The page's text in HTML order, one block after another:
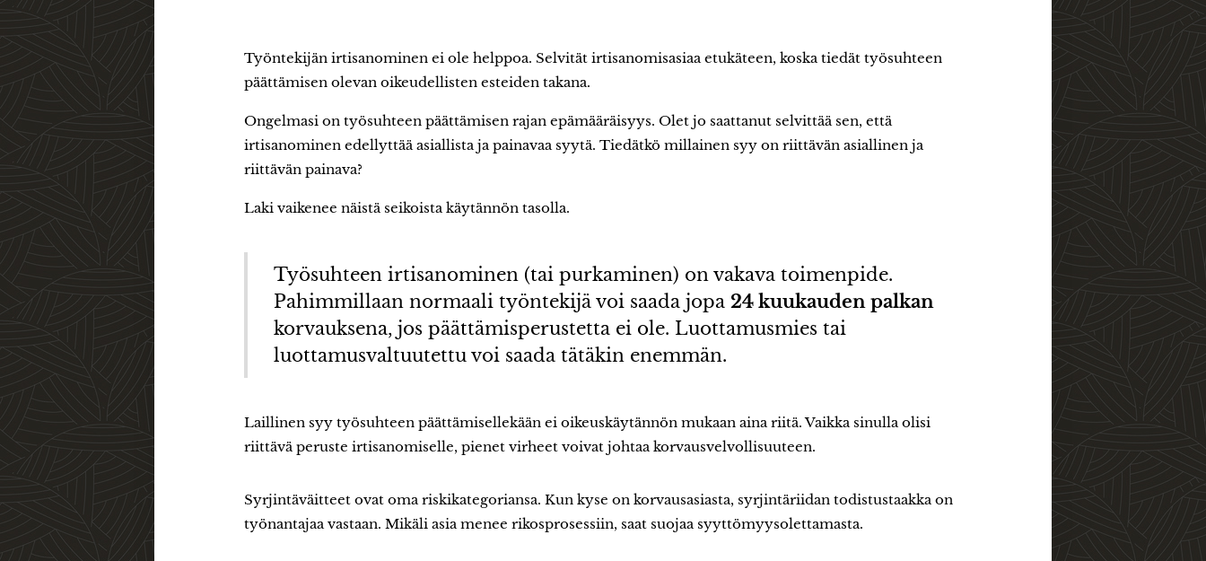
Työntekijän irtisanominen ei ole helppoa. Selvität irtisanomisasiaa etukäteen, koska tiedät työsuhteen
päättämisen olevan oikeudellisten esteiden takana.
Ongelmasi on työsuhteen päättämisen rajan epämääräisyys. Olet jo saattanut selvittää sen, että
irtisanominen edellyttää asiallista ja painavaa syytä. Tiedätkö millainen syy on riittävän asiallinen ja
riittävän painava?
Laki vaikenee näistä seikoista käytännön tasolla.
Työsuhteen irtisanominen (tai purkaminen) on vakava toimenpide.
Pahimmillaan normaali työntekijä voi saada jopa 24 kuukauden palkan
korvauksena, jos päättämisperustetta ei ole. Luottamusmies tai
luottamusvaltuutettu voi saada tätäkin enemmän.
Laillinen syy työsuhteen päättämisellekään ei oikeuskäytännön mukaan aina riitä. Vaikka sinulla olisi
riittävä peruste irtisanomiselle, pienet virheet voivat johtaa korvausvelvollisuuteen.
Syrjintäväitteet ovat oma riskikategoriansa. Kun kyse on korvausasiasta, syrjintäriidan todistustaakka on
työnantajaa vastaan. Mikäli asia menee rikosprosessiin, saat suojaa syyttömyysolettamasta.